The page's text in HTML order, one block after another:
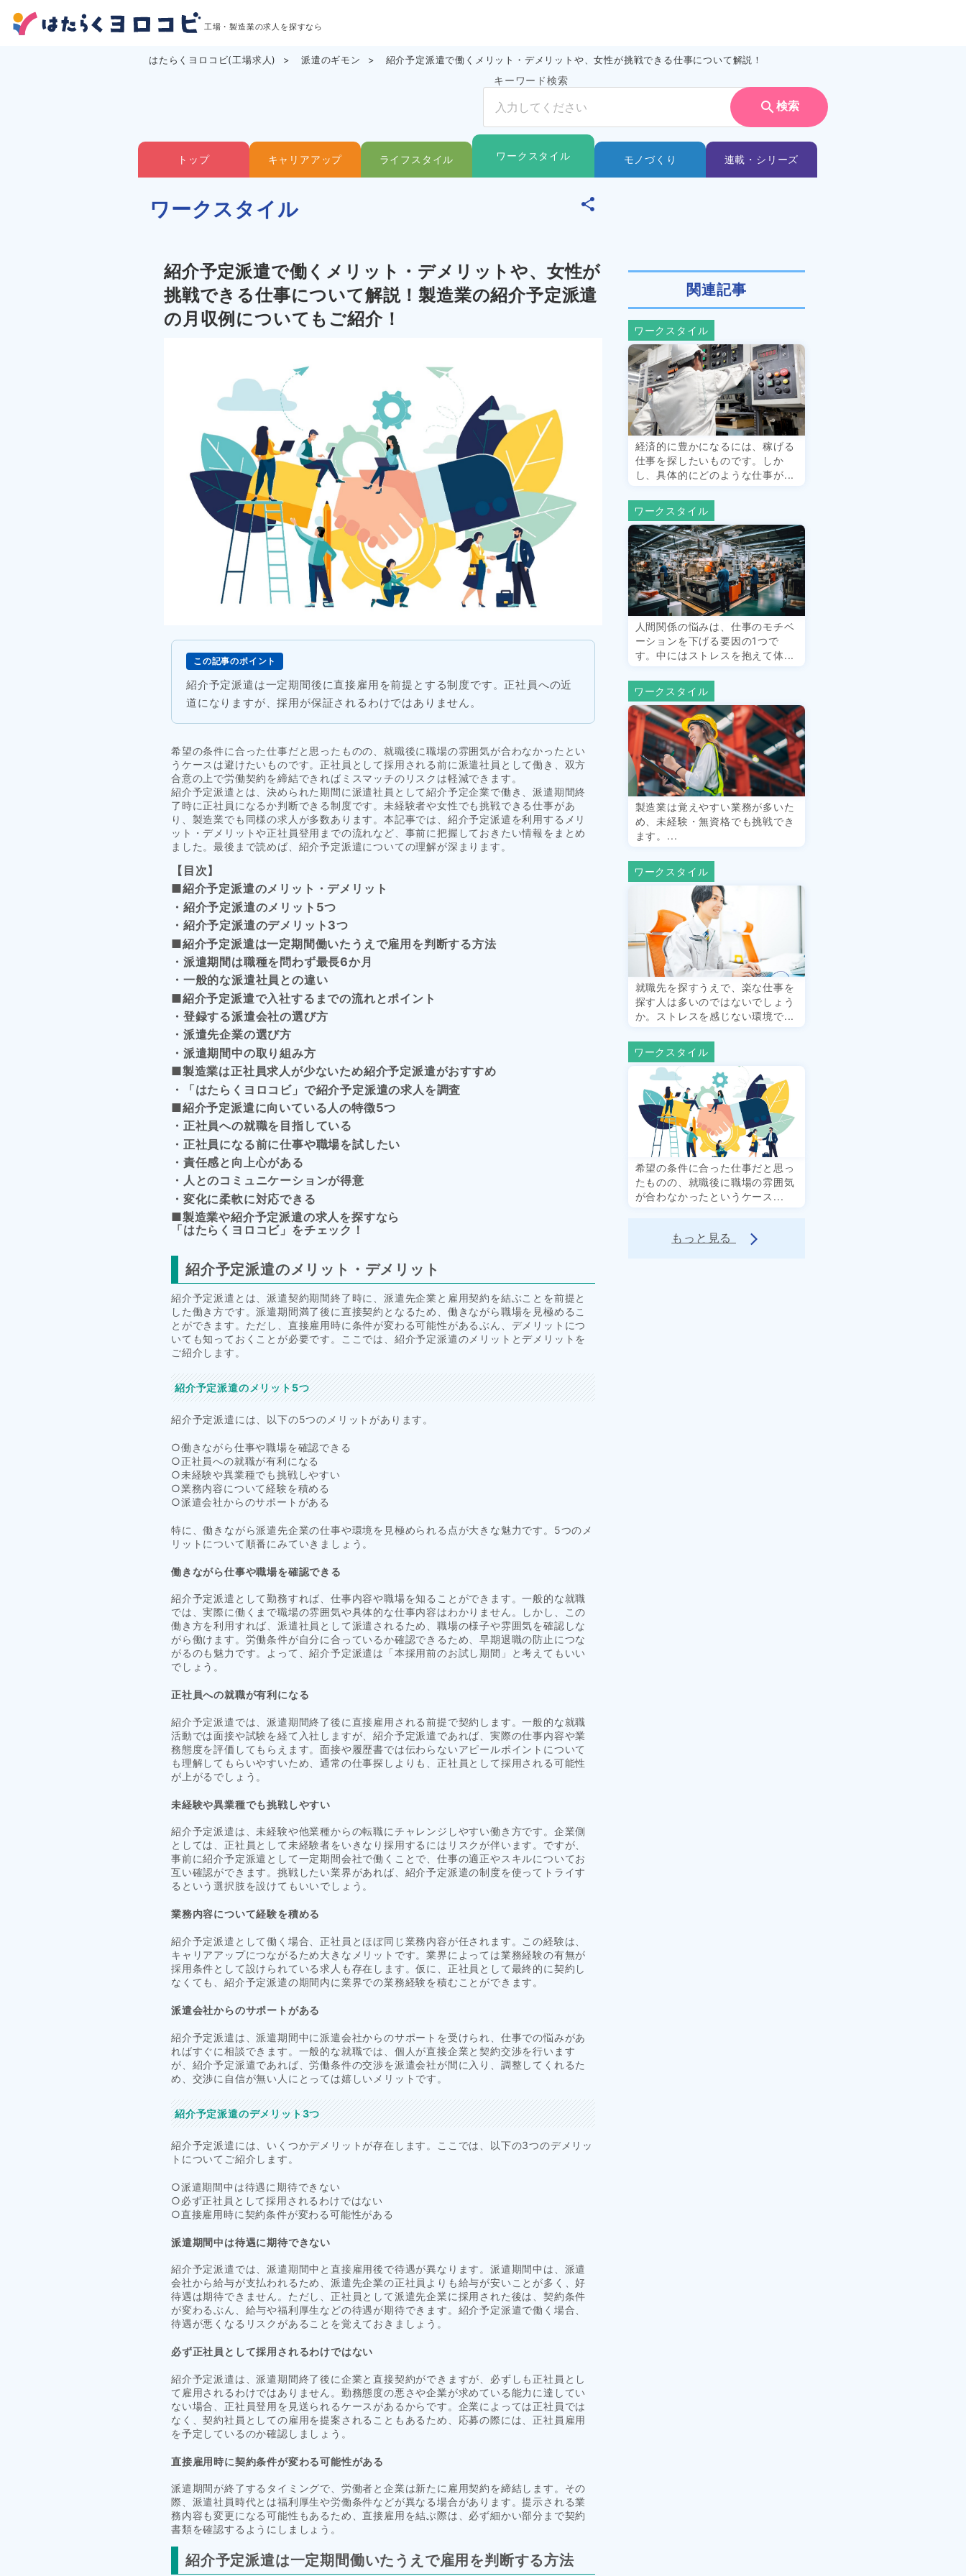
工場・製造業の求人を探すなら
はたらくヨロコビ(工場求人) 派遣のギモン 紹介予定派遣で働くメリット・デメリットや、女性が挑戦できる仕事について解説！
キーワード検索
search 検索
トップ キャリアアップ ライフスタイル ワークスタイル モノづくり 連載・シリーズ
ワークスタイル
紹介予定派遣で働くメリット・デメリットや、女性が
挑戦できる仕事について解説！製造業の紹介予定派遣
の月収例についてもご紹介！
この記事のポイント
紹介予定派遣は一定期間後に直接雇用を前提とする制度です。正社員への近
道になりますが、採用が保証されるわけではありません。
希望の条件に合った仕事だと思ったものの、就職後に職場の雰囲気が合わなかったとい
うケースは避けたいものです。正社員として採用される前に派遣社員として働き、双方
合意の上で労働契約を締結できればミスマッチのリスクは軽減できます。
紹介予定派遣とは、決められた期間に派遣社員として紹介予定企業で働き、派遣期間終
了時に正社員になるか判断できる制度です。未経験者や女性でも挑戦できる仕事があ
り、製造業でも同様の求人が多数あります。本記事では、紹介予定派遣を利用するメリ
ット・デメリットや正社員登用までの流れなど、事前に把握しておきたい情報をまとめ
ました。最後まで読めば、紹介予定派遣についての理解が深まります。
【目次】
■紹介予定派遣のメリット・デメリット
・紹介予定派遣のメリット5つ
・紹介予定派遣のデメリット3つ
■紹介予定派遣は一定期間働いたうえで雇用を判断する方法
・派遣期間は職種を問わず最長6か月
・一般的な派遣社員との違い
■紹介予定派遣で入社するまでの流れとポイント
・登録する派遣会社の選び方
・派遣先企業の選び方
・派遣期間中の取り組み方
■製造業は正社員求人が少ないため紹介予定派遣がおすすめ
・「はたらくヨロコビ」で紹介予定派遣の求人を調査
■紹介予定派遣に向いている人の特徴5つ
・正社員への就職を目指している
・正社員になる前に仕事や職場を試したい
・責任感と向上心がある
・人とのコミュニケーションが得意
・変化に柔軟に対応できる
■製造業や紹介予定派遣の求人を探すなら
「はたらくヨロコビ」をチェック！
紹介予定派遣のメリット・デメリット
紹介予定派遣とは、派遣契約期間終了時に、派遣先企業と雇用契約を結ぶことを前提と
した働き方です。派遣期間満了後に直接契約となるため、働きながら職場を見極めるこ
とができます。ただし、直接雇用時に条件が変わる可能性があるぶん、デメリットにつ
いても知っておくことが必要です。ここでは、紹介予定派遣のメリットとデメリットを
ご紹介します。
紹介予定派遣のメリット5つ
紹介予定派遣には、以下の5つのメリットがあります。
○働きながら仕事や職場を確認できる
○正社員への就職が有利になる
○未経験や異業種でも挑戦しやすい
○業務内容について経験を積める
○派遣会社からのサポートがある
特に、働きながら派遣先企業の仕事や環境を見極められる点が大きな魅力です。5つのメ
リットについて順番にみていきましょう。
働きながら仕事や職場を確認できる
紹介予定派遣として勤務すれば、仕事内容や職場を知ることができます。一般的な就職
では、実際に働くまで職場の雰囲気や具体的な仕事内容はわかりません。しかし、この
働き方を利用すれば、派遣社員として派遣されるため、職場の様子や雰囲気を確認しな
がら働けます。労働条件が自分に合っているか確認できるため、早期退職の防止につな
がるのも魅力です。よって、紹介予定派遣は「本採用前のお試し期間」と考えてもいい
でしょう。
正社員への就職が有利になる
紹介予定派遣では、派遣期間終了後に直接雇用される前提で契約します。一般的な就職
活動では面接や試験を経て入社しますが、紹介予定派遣であれば、実際の仕事内容や業
務態度を評価してもらえます。面接や履歴書では伝わらないアピールポイントについて
も理解してもらいやすいため、通常の仕事探しよりも、正社員として採用される可能性
が上がるでしょう。
未経験や異業種でも挑戦しやすい
紹介予定派遣は、未経験や他業種からの転職にチャレンジしやすい働き方です。企業側
としては、正社員として未経験者をいきなり採用するにはリスクが伴います。ですが、
事前に紹介予定派遣として一定期間会社で働くことで、仕事の適正やスキルについてお
互い確認ができます。挑戦したい業界があれば、紹介予定派遣の制度を使ってトライす
るという選択肢を設けてもいいでしょう。
業務内容について経験を積める
紹介予定派遣として働く場合、正社員とほぼ同じ業務内容が任されます。この経験は、
キャリアアップにつながるため大きなメリットです。業界によっては業務経験の有無が
採用条件として設けられている求人も存在します。仮に、正社員として最終的に契約し
なくても、紹介予定派遣の期間内に業界での業務経験を積むことができます。
派遣会社からのサポートがある
紹介予定派遣は、派遣期間中に派遣会社からのサポートを受けられ、仕事での悩みがあ
ればすぐに相談できます。一般的な就職では、個人が直接企業と契約交渉を行います
が、紹介予定派遣であれば、労働条件の交渉を派遣会社が間に入り、調整してくれるた
め、交渉に自信が無い人にとっては嬉しいメリットです。
紹介予定派遣のデメリット3つ
紹介予定派遣には、いくつかデメリットが存在します。ここでは、以下の3つのデメリッ
トについてご紹介します。
○派遣期間中は待遇に期待できない
○必ず正社員として採用されるわけではない
○直接雇用時に契約条件が変わる可能性がある
派遣期間中は待遇に期待できない
紹介予定派遣では、派遣期間中と直接雇用後で待遇が異なります。派遣期間中は、派遣
会社から給与が支払われるため、派遣先企業の正社員よりも給与が安いことが多く、好
待遇は期待できません。ただし、正社員として派遣先企業に採用された後は、契約条件
が変わるぶん、給与や福利厚生などの待遇が期待できます。紹介予定派遣で働く場合、
待遇が悪くなるリスクがあることを覚えておきましょう。
必ず正社員として採用されるわけではない
紹介予定派遣は、派遣期間終了後に企業と直接契約ができますが、必ずしも正社員とし
て雇用されるわけではありません。勤務態度の悪さや企業が求めている能力に達してい
ない場合、正社員登用を見送られるケースがあるからです。企業によっては正社員では
なく、契約社員としての雇用を提案されることもあるため、応募の際には、正社員雇用
を予定しているのか確認しましょう。
直接雇用時に契約条件が変わる可能性がある
派遣期間が終了するタイミングで、労働者と企業は新たに雇用契約を締結します。その
際、派遣社員時代とは福利厚生や労働条件などが異なる場合があります。提示される業
務内容も変更になる可能性もあるため、直接雇用を結ぶ際は、必ず細かい部分まで契約
書類を確認するようにしましょう。
紹介予定派遣は一定期間働いたうえで雇用を判断する方法
関連記事
ワークスタイル
経済的に豊かになるには、稼げる
仕事を探したいものです。しか
し、具体的にどのような仕事が...
ワークスタイル
人間関係の悩みは、仕事のモチベ
ーションを下げる要因の1つで
す。中にはストレスを抱えて体...
ワークスタイル
製造業は覚えやすい業務が多いた
め、未経験・無資格でも挑戦でき
ます。...
ワークスタイル
就職先を探すうえで、楽な仕事を
探す人は多いのではないでしょう
か。ストレスを感じない環境で...
ワークスタイル
希望の条件に合った仕事だと思っ
たものの、就職後に職場の雰囲気
が合わなかったというケース...
もっと見る arrow_forward_ios